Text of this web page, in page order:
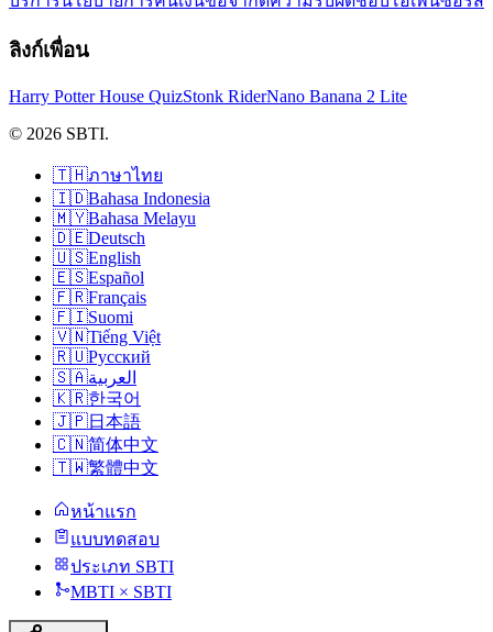
ลิงก์เพื่อน
Harry Potter House QuizStonk RiderNano Banana 2 Lite
© 2026 SBTI.
🇹🇭ภาษาไทย
🇮🇩Bahasa Indonesia
🇲🇾Bahasa Melayu
🇩🇪Deutsch
🇺🇸English
🇪🇸Español
🇫🇷Français
🇫🇮Suomi
🇻🇳Tiếng Việt
🇷🇺Русский
🇸🇦العربية
🇰🇷한국어
🇯🇵日本語
🇨🇳简体中文
🇹🇼繁體中文
หน้าแรก
แบบทดสอบ
ประเภท SBTI
MBTI × SBTI